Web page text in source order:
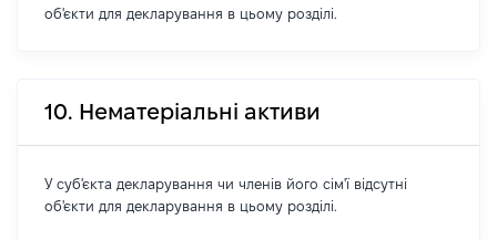
об'єкти для декларування в цьому розділі.
10. Нематеріальні активи
У суб'єкта декларування чи членів його сім'ї відсутні
об'єкти для декларування в цьому розділі.